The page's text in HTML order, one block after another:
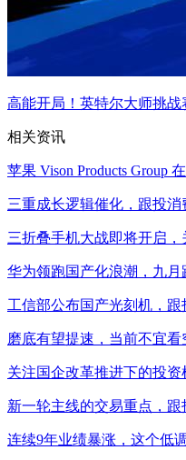
高能开局！英特尔大师挑战
相关资讯
苹果 Vison Products Group
三重成长逻辑催化，跟投消
三折叠手机大战即将开启
华为领跑国产化浪潮，九月
工信部公布国产光刻机，跟
磨底有望提速，当前不宜看
关注国企改革推进下的投资
新一轮主线的交易重点，跟
连续9年业绩暴涨，这个低